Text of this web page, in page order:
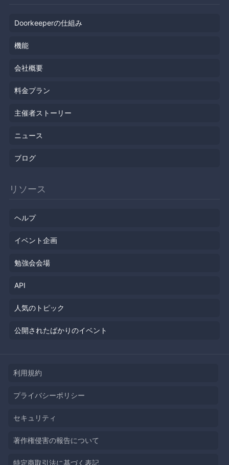
Doorkeeperの仕組み
機能
会社概要
料金プラン
主催者ストーリー
ニュース
ブログ
リソース
ヘルプ
イベント企画
勉強会会場
API
人気のトピック
公開されたばかりのイベント
利用規約
プライバシーポリシー
セキュリティ
著作権侵害の報告について
特定商取引法に基づく表記